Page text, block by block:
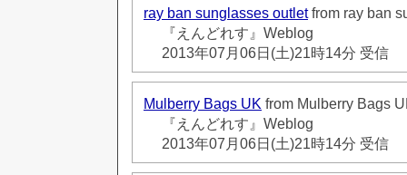
ray ban sunglasses outletfrom ray ban
『えんどれす』Weblog
2013年07月06日(土)21時14分 受信
Mulberry Bags UK from Mulberry Bags
『えんどれす』Weblog
2013年07月06日(土)21時14分 受信